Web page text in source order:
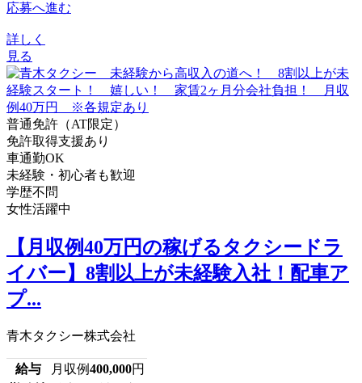
応募へ進む
詳しく
見る
普通免許（AT限定）
免許取得支援あり
車通勤OK
未経験・初心者も歓迎
学歴不問
女性活躍中
【月収例40万円の稼げるタクシードラ
イバー】8割以上が未経験入社！配車ア
プ...
青木タクシー株式会社
給与 月収例400,000円